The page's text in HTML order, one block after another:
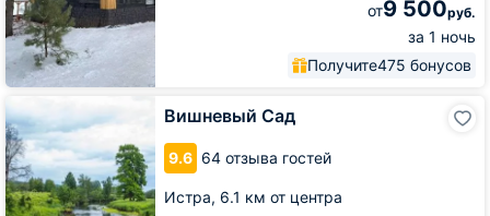
от9 500руб.
за 1 ночь
Получите475 бонусов
Вишневый Сад
9.6 64 отзыва гостей
Истра, 6.1 км от центра
Вишневый
Сад